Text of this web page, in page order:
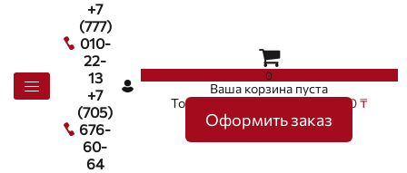
+7
(777)
010-
22-
13
+7
(705)
676-
60-
64
0
Ваша корзина пуста
Товаров в корзине
на сумму0 ₸
Оформить заказ